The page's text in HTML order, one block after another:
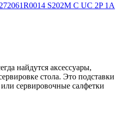
S202M C UC 2P 1A
найдутся аксессуары,
стола. Это подставки
сервировочные салфетки